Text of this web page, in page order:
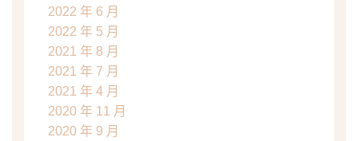
2022 年 6 月
2022 年 5 月
2021 年 8 月
2021 年 7 月
2021 年 4 月
2020 年 11 月
2020 年 9 月